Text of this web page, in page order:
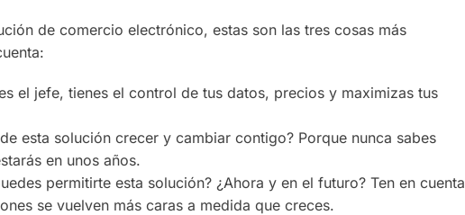
de comercio electrónico, estas son las tres cosas más
el jefe, tienes el control de tus datos, precios y maximizas tus
esta solución crecer y cambiar contigo? Porque nunca sabes
en unos años.
permitirte esta solución? ¿Ahora y en el futuro? Ten en cuenta
se vuelven más caras a medida que creces.